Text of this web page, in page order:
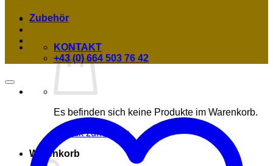
Es befinden sich keine Produkte im Warenkorb.
Zurück zum Shop
Warenkorb
Zubehör
KONTAKT
+43 (0) 664 503 76 42